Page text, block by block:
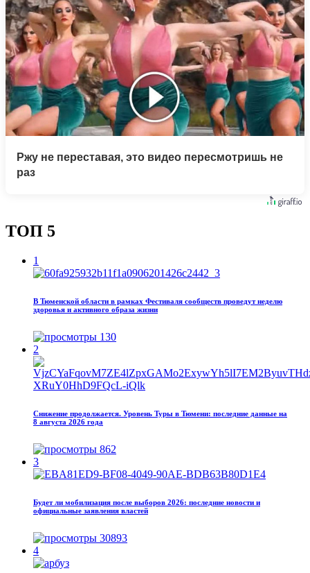
Ржу не переставая, это видео пересмотришь не
раз
ТОП 5
1
В Тюменской области в рамках Фестиваля сообществ проведут неделю
здоровья и активного образа жизни
130
2
Снижение продолжается. Уровень Туры в Тюмени: последние данные на
8 августа 2026 года
862
3
Будет ли мобилизация после выборов 2026: последние новости и
официальные заявления властей
30893
4